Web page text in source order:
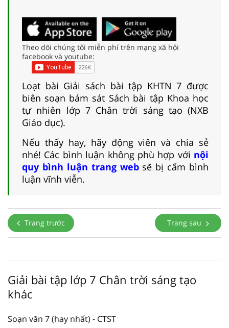
Theo dõi chúng tôi miễn phí trên mạng xã hội
facebook và youtube:
Loạt bài Giải sách bài tập KHTN 7 được
biên soạn bám sát Sách bài tập Khoa học
tự nhiên lớp 7 Chân trời sáng tạo (NXB
Giáo dục).
Nếu thấy hay, hãy động viên và chia sẻ
nhé! Các bình luận không phù hợp với nội
quy bình luận trang websẽ bị cấm bình
luận vĩnh viễn.
Trang trước Trang sau
Giải bài tập lớp 7 Chân trời sáng tạo
khác
Soạn văn 7 (hay nhất) - CTST